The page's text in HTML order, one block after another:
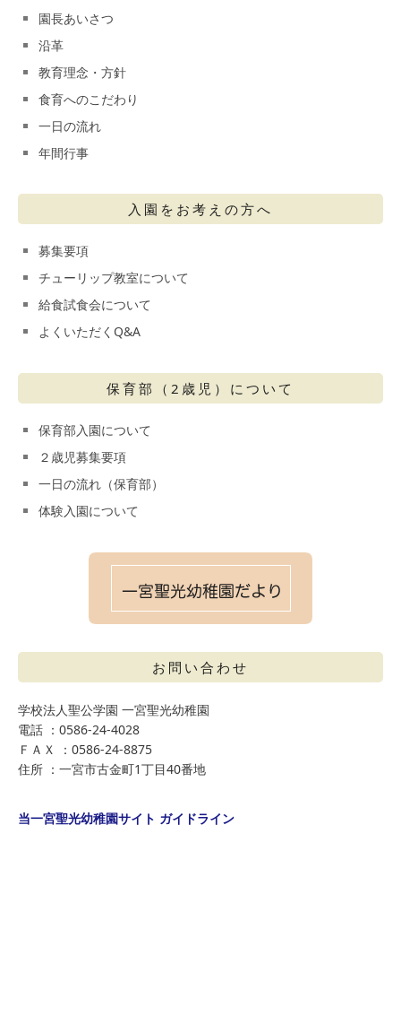
園長あいさつ
沿革
教育理念・方針
食育へのこだわり
一日の流れ
年間行事
入園をお考えの方へ
募集要項
チューリップ教室について
給食試食会について
よくいただくQ&A
保育部（2歳児）について
保育部入園について
２歳児募集要項
一日の流れ（保育部）
体験入園について
お問い合わせ
学校法人聖公学園 一宮聖光幼稚園
電話 ：0586-24-4028
ＦＡＸ ：0586-24-8875
住所 ：一宮市古金町1丁目40番地
当一宮聖光幼稚園サイト ガイドライン